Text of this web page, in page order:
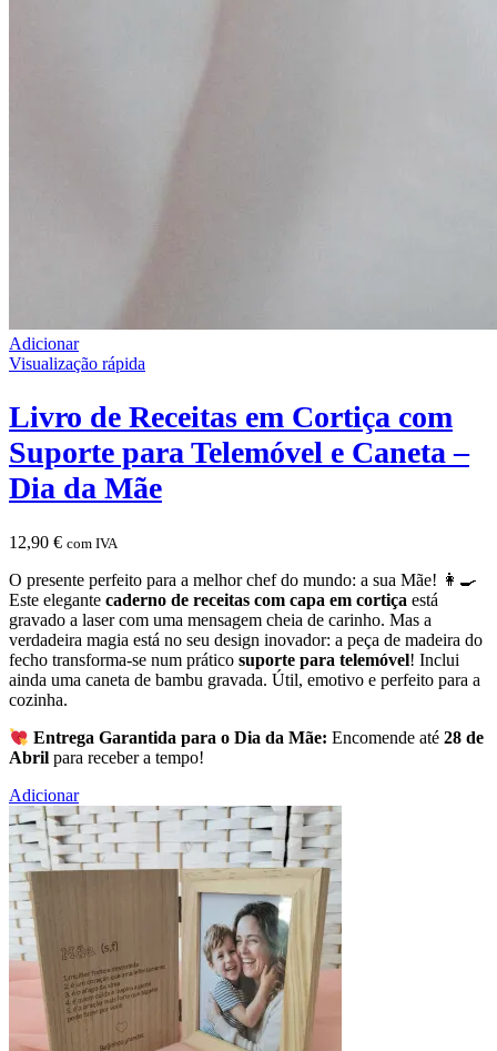
Adicionar
Visualização rápida
Livro de Receitas em Cortiça com
Suporte para Telemóvel e Caneta –
Dia da Mãe
12,90 € com IVA
O presente perfeito para a melhor chef do mundo: a sua Mãe! 👩‍🍳
Este elegante caderno de receitas com capa em cortiça está
gravado a laser com uma mensagem cheia de carinho. Mas a
verdadeira magia está no seu design inovador: a peça de madeira do
fecho transforma-se num prático suporte para telemóvel! Inclui
ainda uma caneta de bambu gravada. Útil, emotivo e perfeito para a
cozinha.
Entrega Garantida para o Dia da Mãe: Encomende até28 de
Abril para receber a tempo!
Adicionar